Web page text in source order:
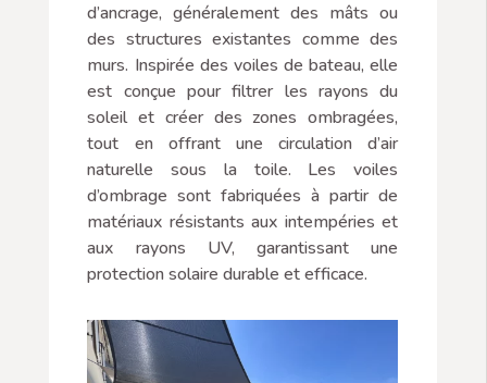
d’ancrage, généralement des mâts ou
des structures existantes comme des
murs. Inspirée des voiles de bateau, elle
est conçue pour filtrer les rayons du
soleil et créer des zones ombragées,
tout en offrant une circulation d’air
naturelle sous la toile. Les voiles
d’ombrage sont fabriquées à partir de
matériaux résistants aux intempéries et
aux rayons UV, garantissant une
protection solaire durable et efficace.